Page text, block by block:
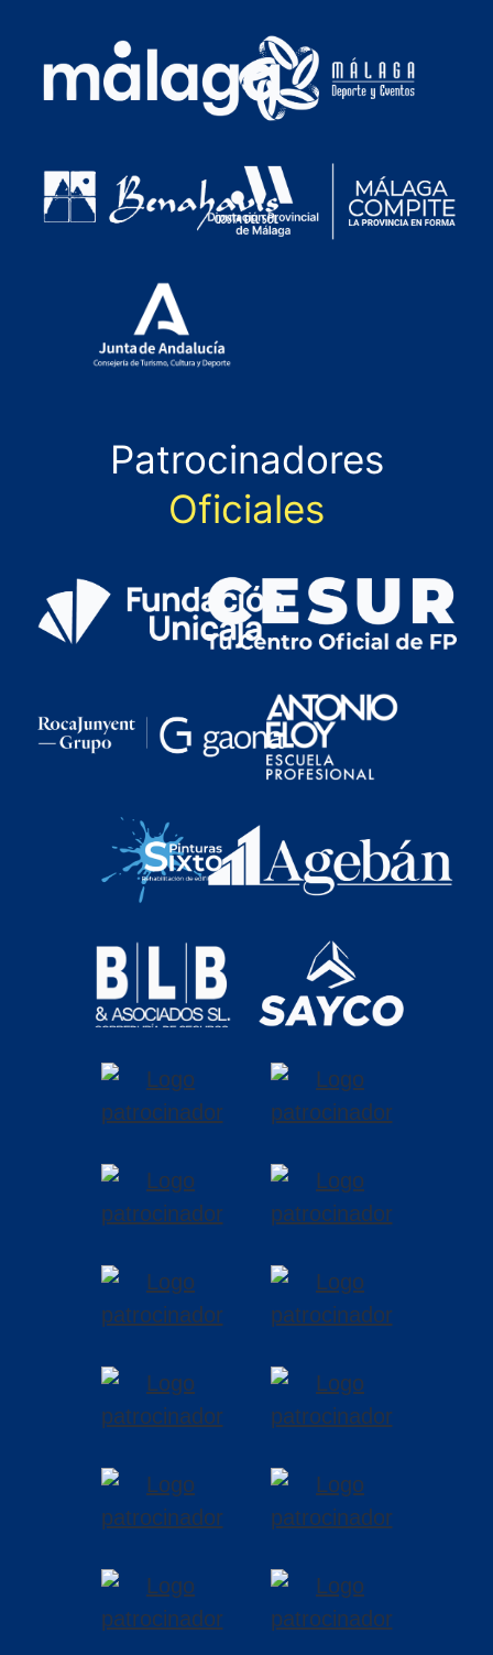
Patrocinadores
Oficiales